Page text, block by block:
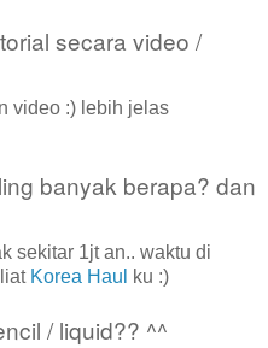
secara video /
video :) lebih jelas
banyak berapa? dan
sekitar 1jt an.. waktu di
Korea Haul ku :)
/ liquid?? ^^